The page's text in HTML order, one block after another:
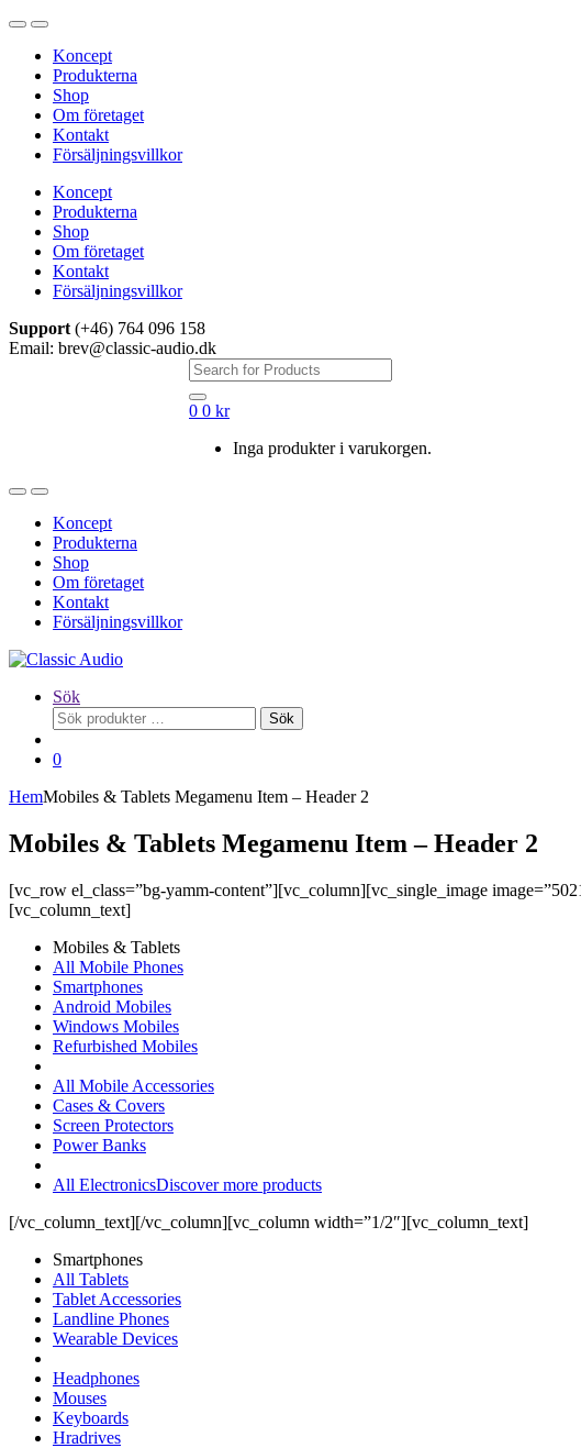
Hoppa
navigering
Hoppa
innehållKoncept
Produkterna
Shop
Om företaget
Kontakt
Försäljningsvillkor
Koncept
Produkterna
Shop
Om företaget
Kontakt
Försäljningsvillkor
Support (+46) 764 096 158
Email: brev@classic-audio.dk
Sök
efter:
0 0 kr
Inga produkter i varukorgen.
Koncept
Produkterna
Shop
Om företaget
Kontakt
Försäljningsvillkor
Sök
Sök
efter:
Sök
0
HemMobiles & Tablets Megamenu Item – Header 2
Mobiles & Tablets Megamenu Item – Header 2
[vc_row el_class=”bg-yamm-content”][vc_column][vc_single_image
[vc_column_text]
Mobiles & Tablets
All Mobile Phones
Smartphones
Android Mobiles
Windows Mobiles
Refurbished Mobiles
All Mobile Accessories
Cases & Covers
Screen Protectors
Power Banks
All ElectronicsDiscover more products
[/vc_column_text][/vc_column][vc_column width=”1/2″][vc_column_text]
Smartphones
All Tablets
Tablet Accessories
Landline Phones
Wearable Devices
Headphones
Mouses
Keyboards
Hradrives